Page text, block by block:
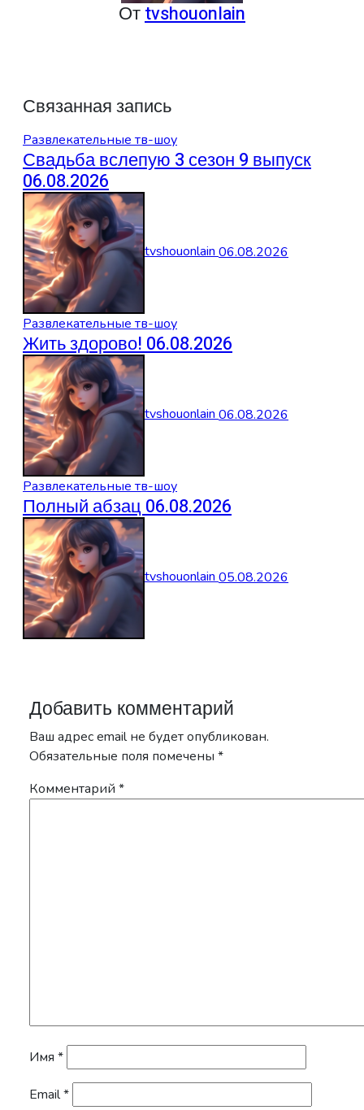
Отtvshouonlain
Связанная запись
Развлекательные тв-шоу
Свадьба вслепую 3 сезон 9 выпуск
06.08.2026
tvshouonlain06.08.2026
Развлекательные тв-шоу
Жить здорово! 06.08.2026
tvshouonlain06.08.2026
Развлекательные тв-шоу
Полный абзац 06.08.2026
tvshouonlain05.08.2026
Добавить комментарий
Ваш адрес email не будет опубликован.
Обязательные поля помечены *
Комментарий *
Имя *
Email*